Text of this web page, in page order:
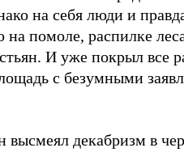
на себя люди и
на помоле, распилке
И уже покрыл все
с безумными
декабризм в